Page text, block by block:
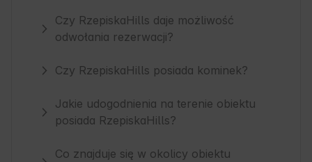
Czy RzepiskaHills daje możliwość
odwołania rezerwacji?
Czy RzepiskaHills posiada kominek?
Jakie udogodnienia na terenie obiektu
posiada RzepiskaHills?
Co znajduje się w okolicy obiektu